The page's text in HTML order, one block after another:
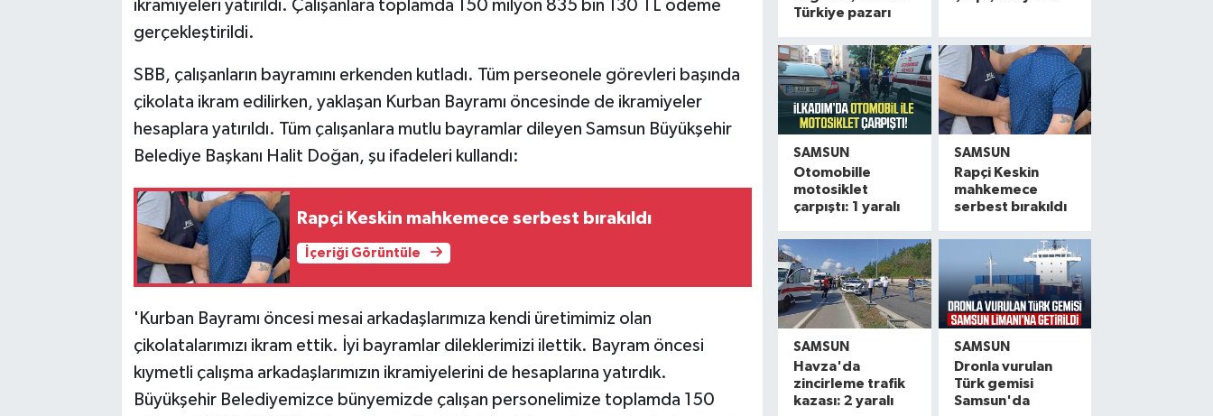
ikramiyeleri yatırıldı. Çalışanlara toplamda 150 milyon 835 bin 130 TL ödeme
gerçekleştirildi.
SBB, çalışanların bayramını erkenden kutladı. Tüm perseonele görevleri başında
çikolata ikram edilirken, yaklaşan Kurban Bayramı öncesinde de ikramiyeler
hesaplara yatırıldı. Tüm çalışanlara mutlu bayramlar dileyen Samsun Büyükşehir
Belediye Başkanı Halit Doğan, şu ifadeleri kullandı:
Rapçi Keskin mahkemece serbest bırakıldı
İçeriği Görüntüle
'Kurban Bayramı öncesi mesai arkadaşlarımıza kendi üretimimiz olan
çikolatalarımızı ikram ettik. İyi bayramlar dileklerimizi ilettik. Bayram öncesi
kıymetli çalışma arkadaşlarımızın ikramiyelerini de hesaplarına yatırdık.
Büyükşehir Belediyemizce bünyemizde çalışan personelimize toplamda 150
Türkiye pazarı
SAMSUN
Otomobille
motosiklet
çarpıştı: 1 yaralı
SAMSUN
Rapçi Keskin
mahkemece
serbest bırakıldı
SAMSUN
Havza'da
zincirleme trafik
kazası: 2 yaralı
SAMSUN
Dronla vurulan
Türk gemisi
Samsun'da